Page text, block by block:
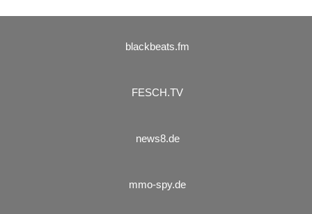
blackbeats.fm
FESCH.TV
news8.de
mmo-spy.de